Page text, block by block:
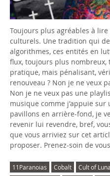
Toujours plus agréables à
culturels. Une tradition qui
algorithmes, ces entités en
flux, toujours plus
pratique, mais pénalisant,
renouveau ? Non je ne veux
Non je ne veux pas une
musique comme j'appuie sur
pavillons en arrière-fond, je
revenir lui revendre, bref,
que vous arriviez sur cet
proposer. Prenez-soin de
11Paranoias Cobalt Cult of Luna